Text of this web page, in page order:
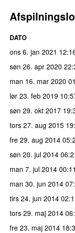
DATO
ons 6. jan 2021
søn 26. apr 2020
man 16. mar 2020
lør 23. feb 2019
søn 29. okt 2017
tors 27. aug 2015
fre 29. aug 2014
søn 20. jul 2014
man 7. jul 2014 00:11
man 30. jun 2014
tirs 24. jun 2014
tors 29. maj 2014
fre 23. maj 2014